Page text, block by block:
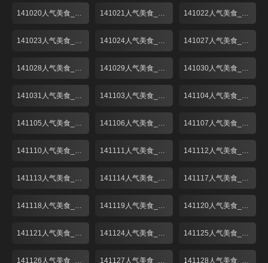
141020人气美食_001 141021人气美食_001 141022人气美食_001
141023人气美食_001 141024人气美食_001 141027人气美食_001
141028人气美食_001 141029人气美食_001 141030人气美食_001
141031人气美食_001 141103人气美食_001 141104人气美食_001
141105人气美食_001 141106人气美食_001 141107人气美食_001
141110人气美食_001 141111人气美食_001 141112人气美食_001
141113人气美食_001 141114人气美食_001 141117人气美食_001
141118人气美食_001 141119人气美食_001 141120人气美食_001
141121人气美食_001 141124人气美食_001 141125人气美食_001
141126人气美食_001 141127人气美食_001 141128人气美食_001